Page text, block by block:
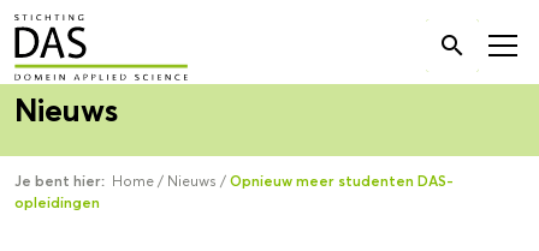
Zoek
naar:

Nieuws
Je bent hier: Home / Nieuws / Opnieuw meer studenten DAS-
opleidingen